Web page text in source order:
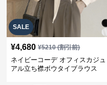
SALE
¥4,680 ¥5210(割引前)
ネイビーコーデ オフィスカジュ
アル立ち襟ボウタイブラウス